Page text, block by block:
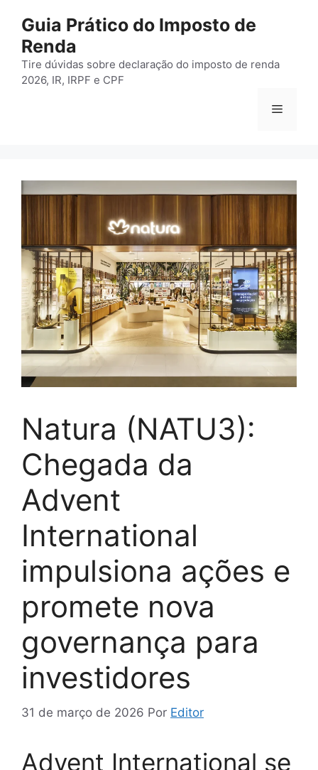
para
conteúdo
Guia Prático do Imposto de
Renda
Tire dúvidas sobre declaração do imposto de renda
2026, IR, IRPF e CPF
Menu
Natura (NATU3):
Chegada da
Advent
International
impulsiona ações e
promete nova
governança para
investidores
31 de março de 2026 Por Editor
Advent International se